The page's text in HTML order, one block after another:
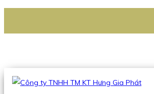
Hotline:0938 336 079